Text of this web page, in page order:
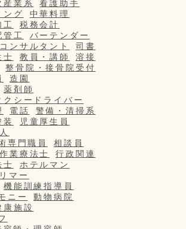
産業系
看護助手
ング
中華料理
工
税務会計
管工
バーテンダー
ンサルタント
司書
士 教員・講師
溶接
整骨院・接骨院受付
造園
薬剤師
クシードライバー
電話
警備・清掃系
装
児童厚生員
専門職員
相談員
作業療法士
行政関連
士
ホテルマン
マー
機能訓練指導員
ニー
動物病院
康施設